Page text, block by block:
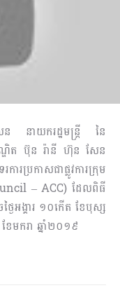
នាយករដ្ឋមន្រ្តី នៃ
បណ្ឌិត ប៊ុន រ៉ានី ហ៊ុន សែន
ប្រកាសជាផ្លូវការក្រុម
– ACC) ដែលពិធី
ៃអង្គារ ១០កើត ខែបុស្ស
មករា ឆ្នាំ២០១៩